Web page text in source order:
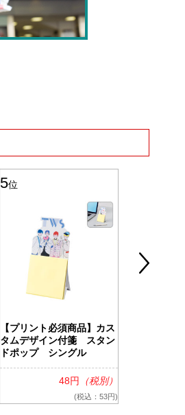
5位
【プリント必須商品】カス
タムデザイン付箋 スタン
ドポップ シングル
48円 （税別）
(税込：53円)